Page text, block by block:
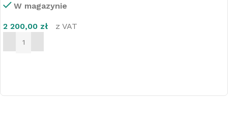
W magazynie
2 200,00 zł z VAT
DODAJ DO KOSZYKA